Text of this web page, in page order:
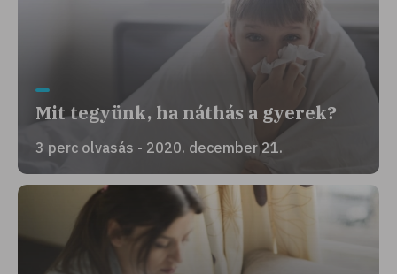
Mit tegyünk, ha náthás a gyerek?
3 perc olvasás - 2020. december 21.